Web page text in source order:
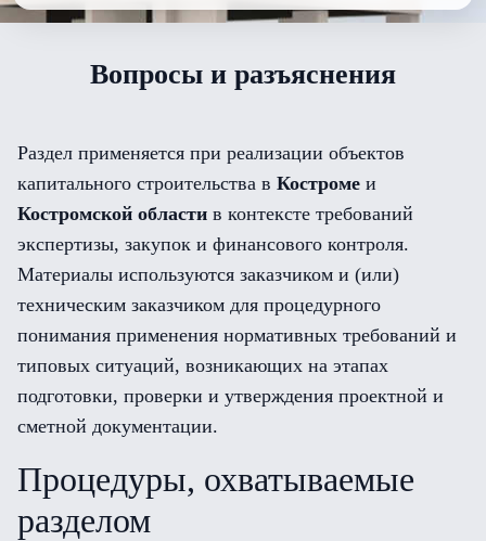
Вопросы и разъяснения
Раздел применяется при реализации объектов
капитального строительства в Костроме и
Костромской области в контексте требований
экспертизы, закупок и финансового контроля.
Материалы используются заказчиком и (или)
техническим заказчиком для процедурного
понимания применения нормативных требований и
типовых ситуаций, возникающих на этапах
подготовки, проверки и утверждения проектной и
сметной документации.
Процедуры, охватываемые
разделом